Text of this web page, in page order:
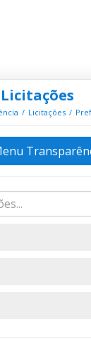
Licitações
Licitações